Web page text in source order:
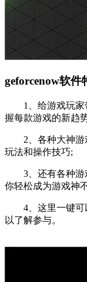
geforcenow软件
1、给游戏玩家
握每款游戏的新趋
2、各种大神游
玩法和操作技巧;
3、还有各种游
你轻松成为游戏神
4、这里一键可
以了解参与。